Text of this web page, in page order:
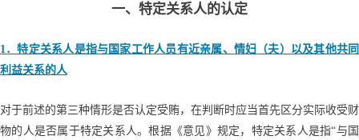
一、特定关系人的认定
1．特定关系人是指与国家工作人员有近亲属、情妇（夫）以及其他共同
利益关系的人
对于前述的第三种情形是否认定受贿，在判断时应当首先区分实际收受财
物的人是否属于特定关系人。根据《意见》规定，特定关系人是指“与国